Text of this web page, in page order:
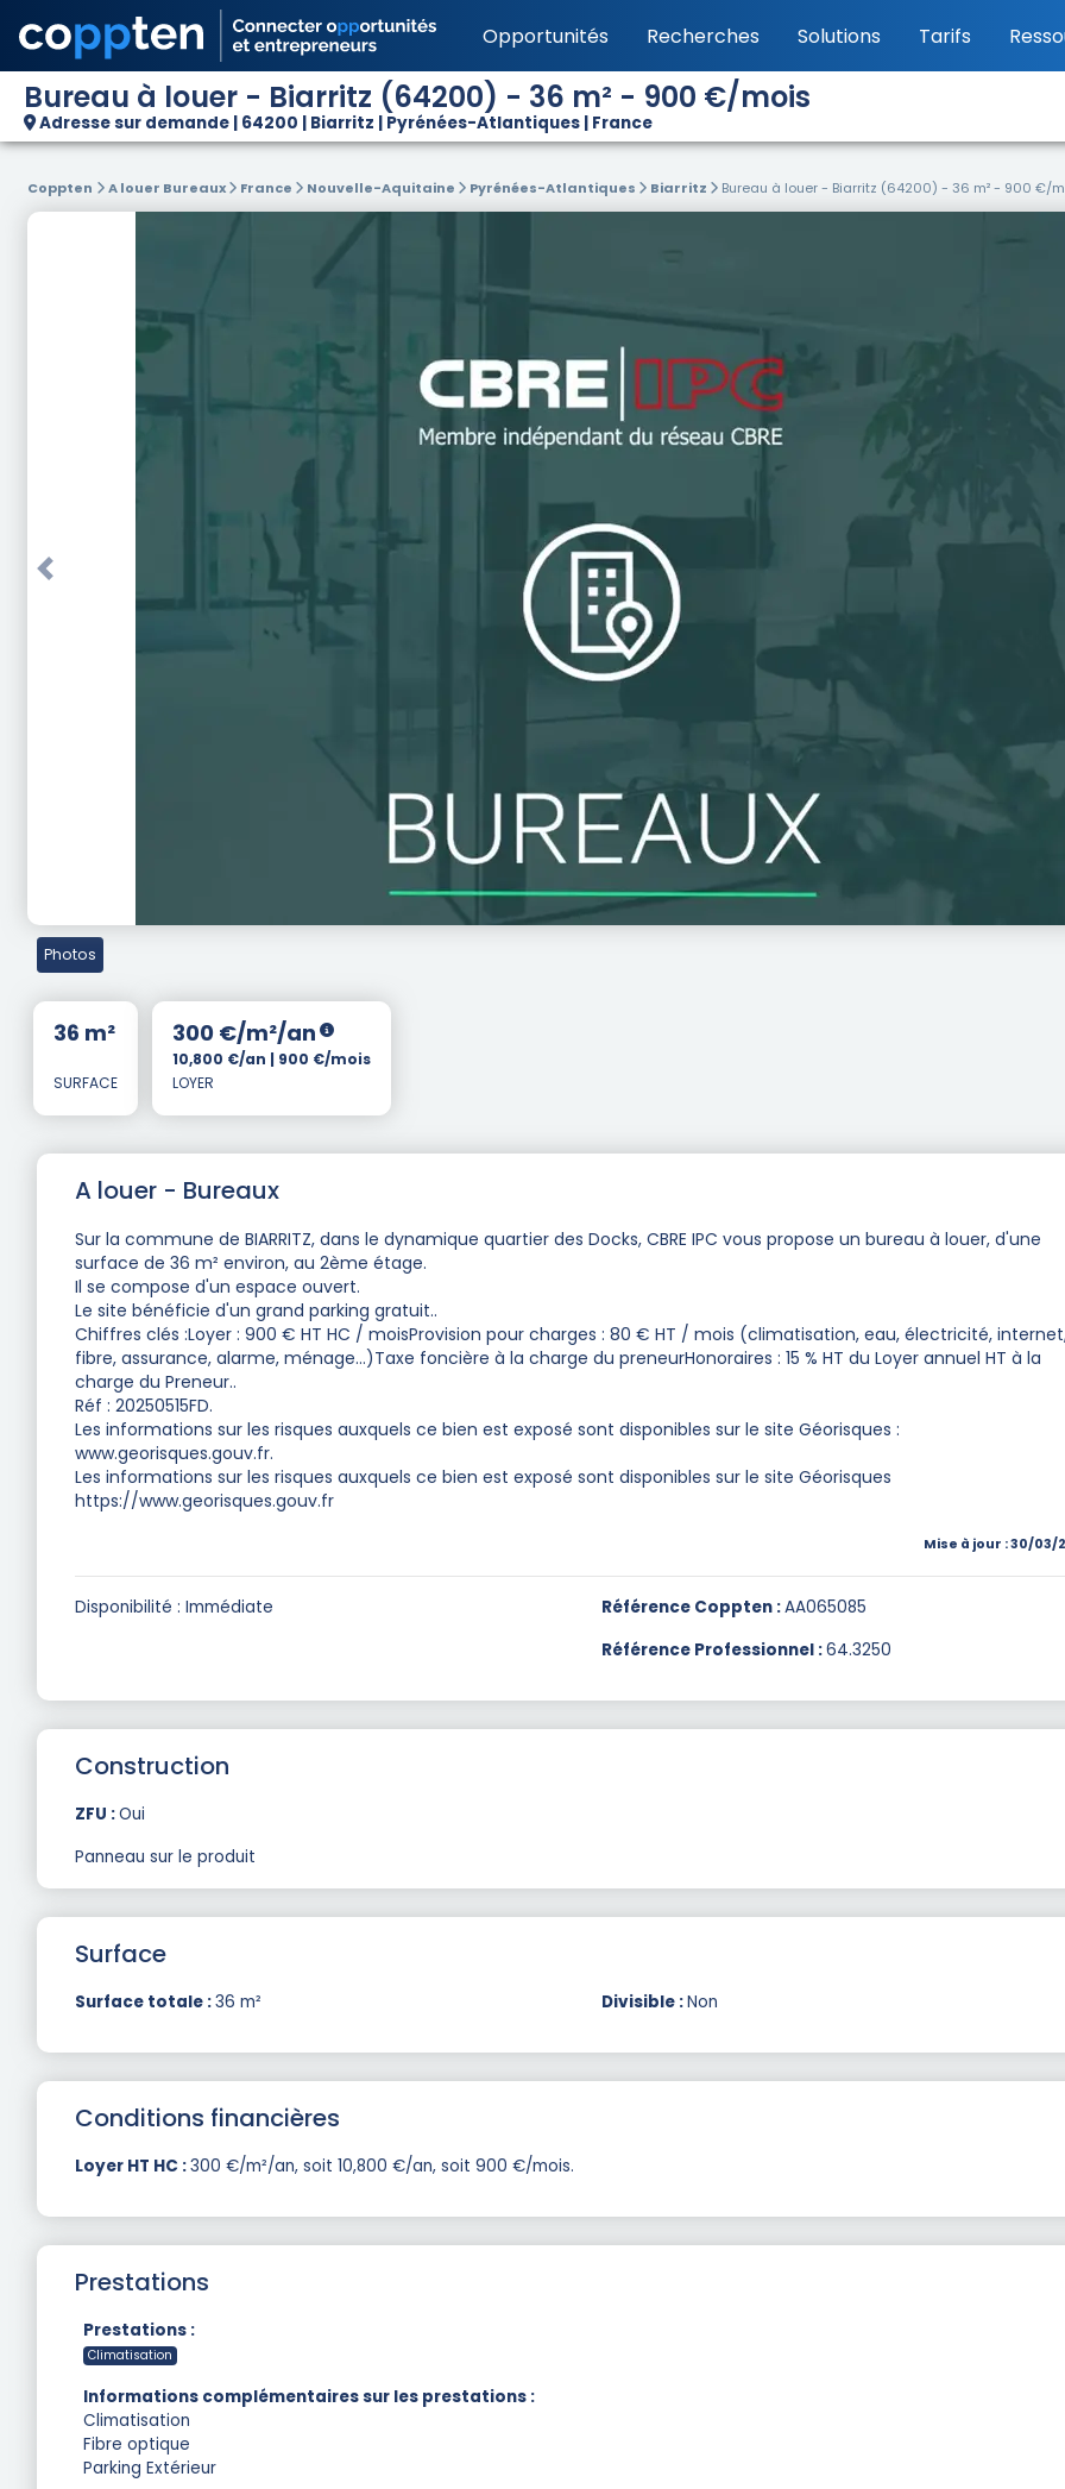
Opportunités Recherches Solutions Tarifs
Bureau à louer - Biarritz (64200) - 36 m² - 900 €/mois
Adresse sur demande | 64200 | Biarritz | Pyrénées-Atlantiques | France
Coppten A louer Bureaux France Nouvelle-Aquitaine Pyrénées-Atlantiques Biarritz Bureau à louer - Biarritz (64200) - 36 m² - 900 €/
Previous
Photos
36 m²
SURFACE
300 €/m²/an
10,800 €/an | 900 €/mois
LOYER
A louer - Bureaux
Sur la commune de BIARRITZ, dans le dynamique quartier des Docks, CBRE IPC vous propose un bureau à louer, d'une
surface de 36 m² environ, au 2ème étage.
Il se compose d'un espace ouvert.
Le site bénéficie d'un grand parking gratuit..
Chiffres clés :Loyer : 900 € HT HC / moisProvision pour charges : 80 € HT / mois (climatisation, eau, électricité,
fibre, assurance, alarme, ménage...)Taxe foncière à la charge du preneurHonoraires : 15 % HT du Loyer annuel HT à la
charge du Preneur..
Réf : 20250515FD.
Les informations sur les risques auxquels ce bien est exposé sont disponibles sur le site Géorisques :
www.georisques.gouv.fr.
Les informations sur les risques auxquels ce bien est exposé sont disponibles sur le site Géorisques
https://www.georisques.gouv.fr
Mise à jour : 30/03/
Disponibilité : Immédiate Référence Coppten :AA065085
Référence Professionnel :64.3250
Construction
ZFU :Oui
Panneau sur le produit
Surface
Surface totale :36 m² Divisible :Non
Conditions financières
Loyer HT HC :300 €/m²/an, soit 10,800 €/an, soit 900 €/mois.
Prestations
Prestations :
Climatisation
Informations complémentaires sur les prestations :
Climatisation
Fibre optique
Parking Extérieur